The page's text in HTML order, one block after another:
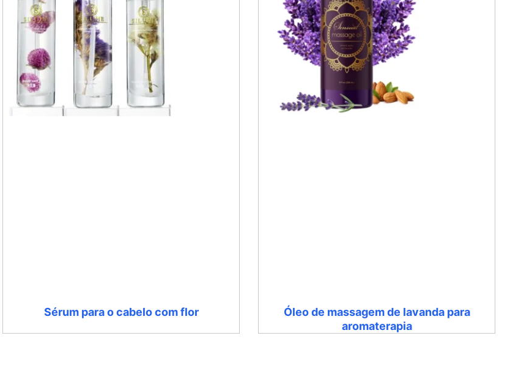
Sérum para o cabelo com flor
Óleo de massagem de lavanda para
aromaterapia